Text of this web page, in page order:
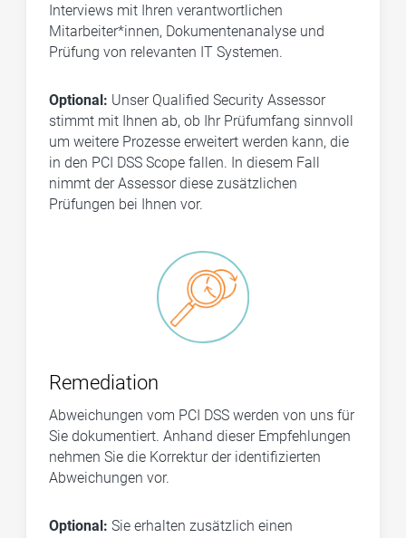
Interviews mit Ihren verantwortlichen
Mitarbeiter*innen, Dokumentenanalyse und
Prüfung von relevanten IT Systemen.
Optional: Unser Qualified Security Assessor
stimmt mit Ihnen ab, ob Ihr Prüfumfang sinnvoll
um weitere Prozesse erweitert werden kann, die
in den PCI DSS Scope fallen. In diesem Fall
nimmt der Assessor diese zusätzlichen
Prüfungen bei Ihnen vor.
Remediation
Abweichungen vom PCI DSS werden von uns für
Sie dokumentiert. Anhand dieser Empfehlungen
nehmen Sie die Korrektur der identifizierten
Abweichungen vor.
Optional:Sie erhalten zusätzlich einen